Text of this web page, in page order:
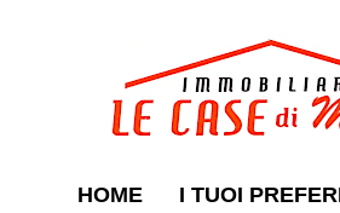
HOME I TUOI